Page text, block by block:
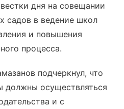
дня на совещании
садов в ведение школ
и повышения
процесса.
подчеркнул, что
осуществляться
и с